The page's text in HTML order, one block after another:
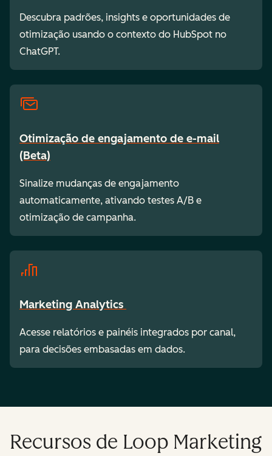
Descubra padrões, insights e oportunidades de
otimização usando o contexto do HubSpot no
ChatGPT.
Otimização de engajamento de e-mail
(Beta)
Sinalize mudanças de engajamento
automaticamente, ativando testes A/B e
otimização de campanha.
Marketing Analytics
Acesse relatórios e painéis integrados por canal,
para decisões embasadas em dados.
Recursos de Loop Marketing